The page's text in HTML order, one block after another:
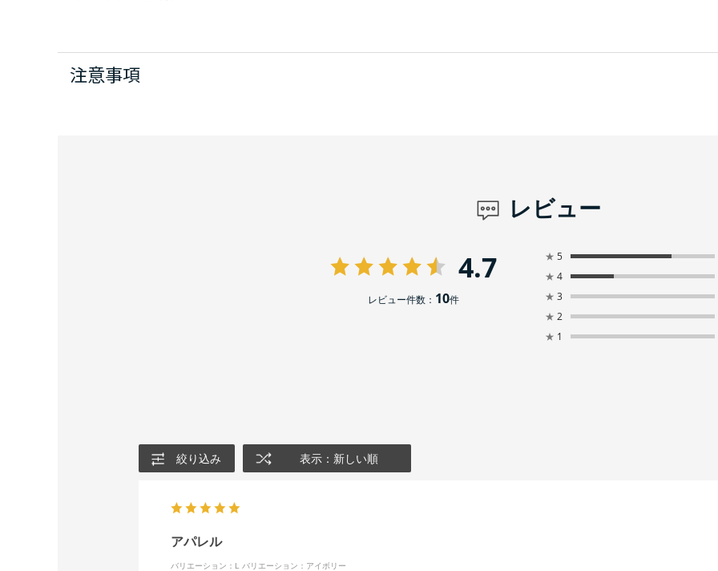
注意事項
レビュー
4.7
レビュー件数： 10件
★ 5
★ 4
★ 3
★ 2
★ 1
絞り込み 表示：新しい順
アパレル
バリエーション：L バリエーション：アイボリー